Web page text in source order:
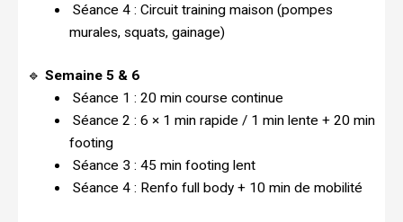
Séance 4 : Circuit training maison (pompes
murales, squats, gainage)
🔹 Semaine 5 & 6
Séance 1 : 20 min course continue
Séance 2 : 6 × 1 min rapide / 1 min lente + 20 min
footing
Séance 3 : 45 min footing lent
Séance 4 : Renfo full body + 10 min de mobilité